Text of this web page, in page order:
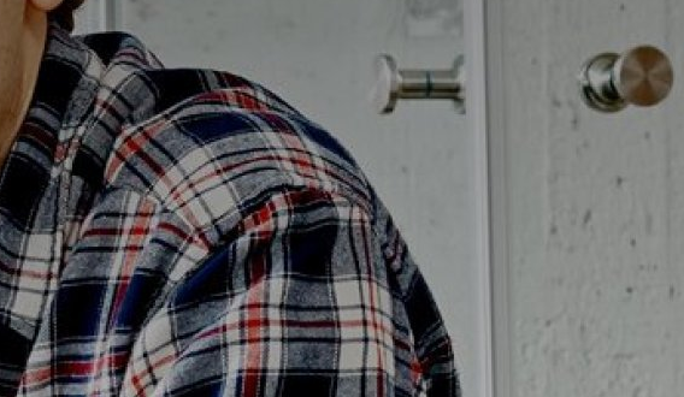
Cube
Smyle Square
iCon
Art
Modern
Pro
Tvättställsblandare
Tvättställsblandare för
inbyggnad
Beröringsfria
tvättställsblandare
Avloppsarmatur och tillbehör